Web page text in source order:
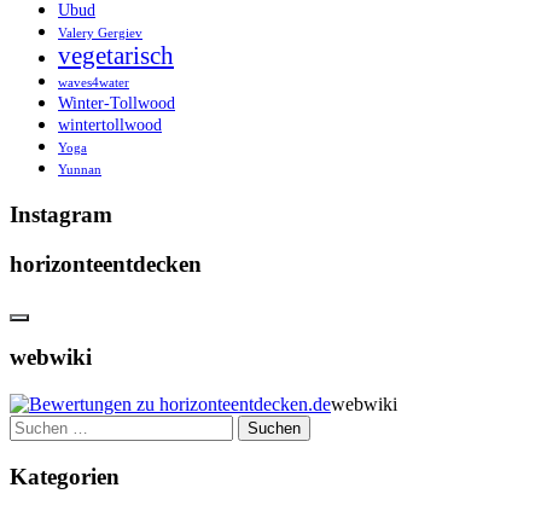
Ubud
Valery Gergiev
vegetarisch
waves4water
Winter-Tollwood
wintertollwood
Yoga
Yunnan
Instagram
horizonteentdecken
webwiki
webwiki
Suchen
nach:
Kategorien